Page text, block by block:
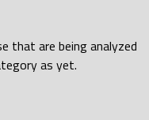
that are being analyzed
as yet.